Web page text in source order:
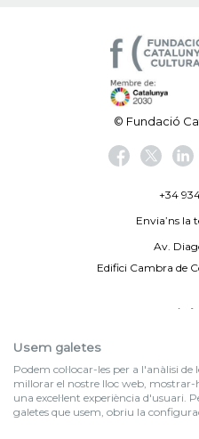
© Fundació
+34
Envia’ns la
Av.
Edifici Cambra de
By
f
Usem galetes
Podem col·locar-les per a l'anàlisi de
millorar el nostre lloc web,
una excel·lent experiència d'usuari.
galetes que usem, obriu la